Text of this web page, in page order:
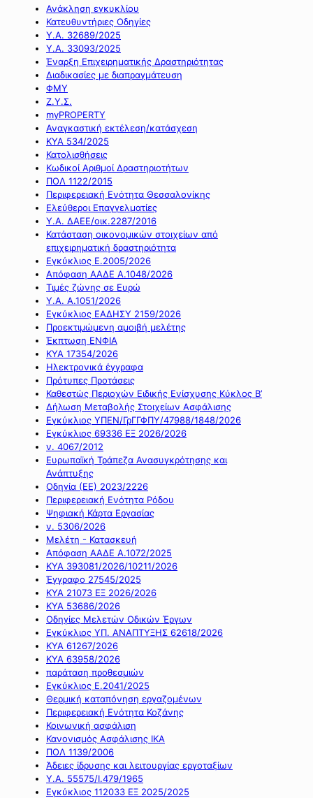
Ανάκληση εγκυκλίου
Κατευθυντήριες Οδηγίες
Υ.Α. 32689/2025
Υ.Α. 33093/2025
Έναρξη Επιχειρηματικής Δραστηριότητας
Διαδικασίες με διαπραγμάτευση
ΦΜΥ
Ζ.Υ.Σ.
myPROPERTY
Αναγκαστική εκτέλεση/κατάσχεση
ΚΥΑ 534/2025
Κατολισθήσεις
Κωδικοί Αριθμοί Δραστηριοτήτων
ΠΟΛ 1122/2015
Περιφερειακή Ενότητα Θεσσαλονίκης
Ελεύθεροι Επαγγελματίες
Υ.Α. ΔΑΕΕ/οικ.2287/2016
Κατάσταση οικονομικών στοιχείων από
επιχειρηματική δραστηριότητα
Εγκύκλιος Ε.2005/2026
Απόφαση ΑΑΔΕ Α.1048/2026
Τιμές ζώνης σε Ευρώ
Υ.Α. Α.1051/2026
Εγκύκλιος ΕΑΔΗΣΥ 2159/2026
Προεκτιμώμενη αμοιβή μελέτης
Έκπτωση ΕΝΦΙΑ
ΚΥΑ 17354/2026
Ηλεκτρονικά έγγραφα
Πρότυπες Προτάσεις
Καθεστώς Περιοχών Ειδικής Ενίσχυσης Κύκλος Β’
Δήλωση Μεταβολής Στοιχείων Ασφάλισης
Εγκύκλιος ΥΠΕΝ/ΓρΓΓΦΠΥ/47988/1848/2026
Εγκύκλιος 69336 ΕΞ 2026/2026
ν. 4067/2012
Ευρωπαϊκή Τράπεζα Ανασυγκρότησης και
Ανάπτυξης
Οδηγία (ΕΕ) 2023/2226
Περιφερειακή Ενότητα Ρόδου
Ψηφιακή Κάρτα Εργασίας
ν. 5306/2026
Μελέτη - Κατασκευή
Απόφαση ΑΑΔΕ Α.1072/2025
ΚΥΑ 393081/2026/10211/2026
Έγγραφο 27545/2025
ΚΥΑ 21073 ΕΞ 2026/2026
ΚΥΑ 53686/2026
Οδηγίες Μελετών Οδικών Έργων
Εγκύκλιος ΥΠ. ΑΝΑΠΤΥΞΗΣ 62618/2026
ΚΥΑ 61267/2026
ΚΥΑ 63958/2026
παράταση προθεσμιών
Εγκύκλιος Ε.2041/2025
Θερμική καταπόνηση εργαζομένων
Περιφερειακή Ενότητα Κοζάνης
Κοινωνική ασφάλιση
Κανονισμός Ασφάλισης ΙΚΑ
ΠΟΛ 1139/2006
Άδειες ίδρυσης και λειτουργίας εργοταξίων
Υ.Α. 55575/Ι.479/1965
Εγκύκλιος 112033 ΕΞ 2025/2025